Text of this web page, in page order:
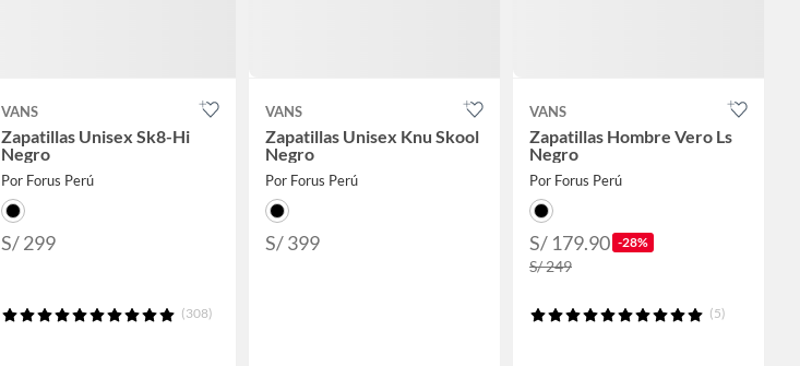
VANS
Zapatillas Unisex Sk8-Hi
Negro
Por Forus Perú
S/ 299
(308)
VANS
Zapatillas Unisex Knu Skool
Negro
Por Forus Perú
S/ 399
VANS
Zapatillas Hombre Vero Ls
Negro
Por Forus Perú
S/ 179.90 -28%
S/ 249
(5)